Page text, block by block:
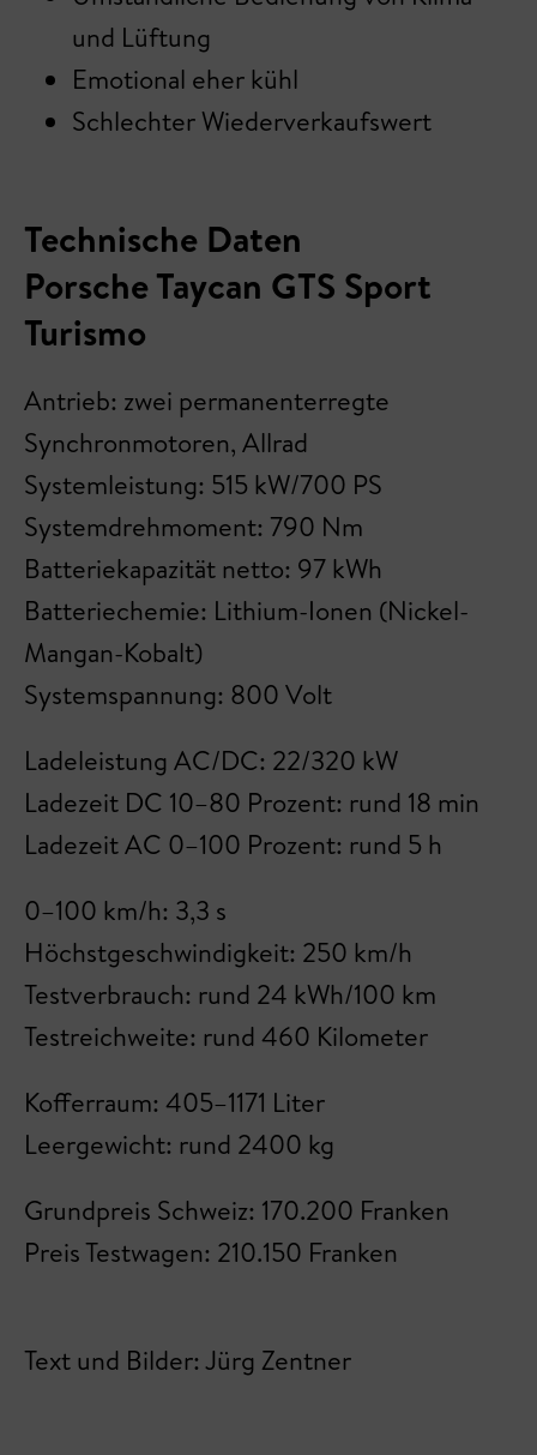
und Lüftung
Emotional eher kühl
Schlechter Wiederverkaufswert
Technische Daten
Porsche Taycan GTS Sport
Turismo
Antrieb: zwei permanenterregte
Synchronmotoren, Allrad
Systemleistung: 515 kW/700 PS
Systemdrehmoment: 790 Nm
Batteriekapazität netto: 97 kWh
Batteriechemie: Lithium-Ionen (Nickel-
Mangan-Kobalt)
Systemspannung: 800 Volt
Ladeleistung AC/DC: 22/320 kW
Ladezeit DC 10–80 Prozent: rund 18 min
Ladezeit AC 0–100 Prozent: rund 5 h
0–100 km/h: 3,3 s
Höchstgeschwindigkeit: 250 km/h
Testverbrauch: rund 24 kWh/100 km
Testreichweite: rund 460 Kilometer
Kofferraum: 405–1171 Liter
Leergewicht: rund 2400 kg
Grundpreis Schweiz: 170.200 Franken
Preis Testwagen: 210.150 Franken
Text und Bilder: Jürg Zentner